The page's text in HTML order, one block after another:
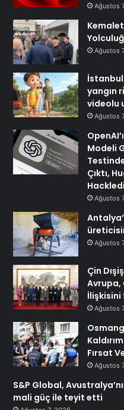
Ağustos
Ağustos
yangın
videolu
Ağustos
Modeli
Çıktı,
Hackledi
Ağustos
Ağustos
Çin
Avrupa,
İlişkisini
Ağustos
Fırsat
Ağustos
S&P Global,
mali güç ile teyit etti